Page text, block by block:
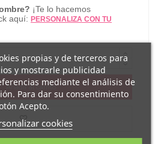
¡Te lo hacemos
aquí: PERSONALIZA CON TU
Añadir al carrito
propias y de terceros para
y mostrarle publicidad
mediante el análisis de
Para dar su consentimiento
Acepto.
cookies